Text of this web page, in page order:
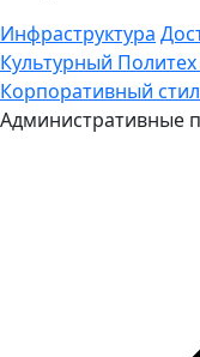
Инфраструктура
Культурный Политех
Корпоративный
Административные